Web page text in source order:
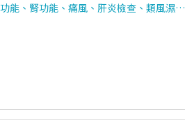
能、腎功能、痛風、肝炎檢查、類風濕…